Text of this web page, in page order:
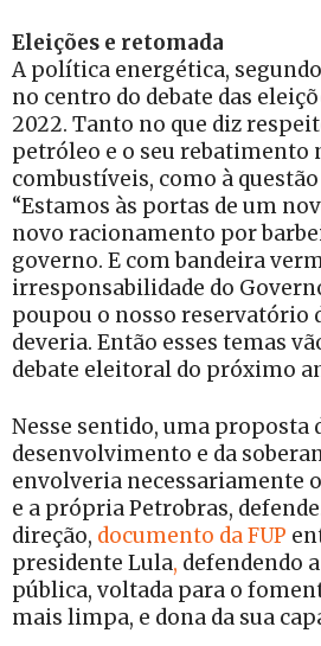
Eleições e retomada
A política energética,
no centro do debate das
2022. Tanto no que diz
petróleo e o seu rebatimento
combustíveis, como à
“Estamos às portas de um
novo racionamento por
governo. E com bandeira
irresponsabilidade do
poupou o nosso reservatório
deveria. Então esses temas
debate eleitoral do próximo
Nesse sentido, uma proposta
desenvolvimento e da
envolveria necessariamente
e a própria Petrobras,
direção, documento da FUP
presidente Lula, defendendo
pública, voltada para o
mais limpa, e dona da sua